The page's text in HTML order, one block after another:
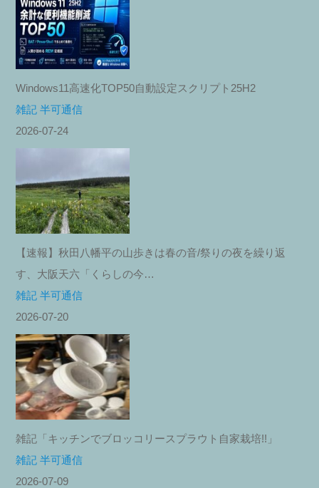
Windows11高速化TOP50自動設定スクリプト25H2
雑記 半可通信
2026-07-24
【速報】秋田八幡平の山歩きは春の音/祭りの夜を繰り返
す、大阪天六「くらしの今…
雑記 半可通信
2026-07-20
雑記「キッチンでブロッコリースプラウト自家栽培!!」
雑記 半可通信
2026-07-09